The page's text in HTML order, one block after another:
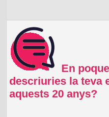
En
descriuries la teva
aquests 20 anys?